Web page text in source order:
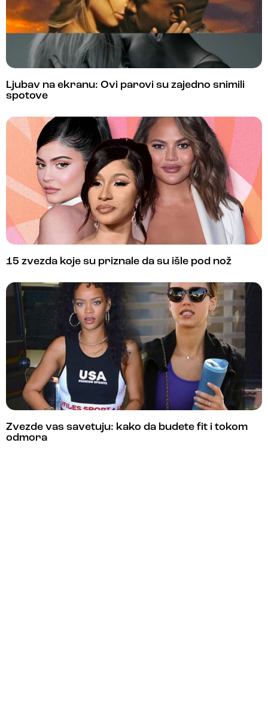
Ljubav na ekranu: Ovi parovi su zajedno snimili
spotove
15 zvezda koje su priznale da su išle pod nož
Zvezde vas savetuju: kako da budete fit i tokom
odmora